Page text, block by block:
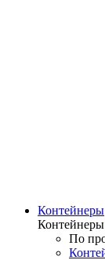
Контейнеры
Контейнеры
По